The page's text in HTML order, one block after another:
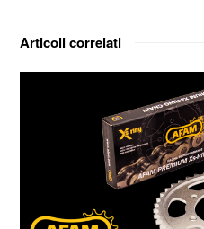
Articoli correlati